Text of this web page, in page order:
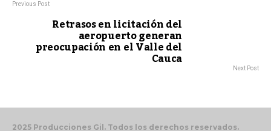
Previous Post
Retrasos en licitación del
aeropuerto generan
preocupación en el Valle del
Cauca Next Post
2025 Producciones Gil. Todos los derechos reservados.